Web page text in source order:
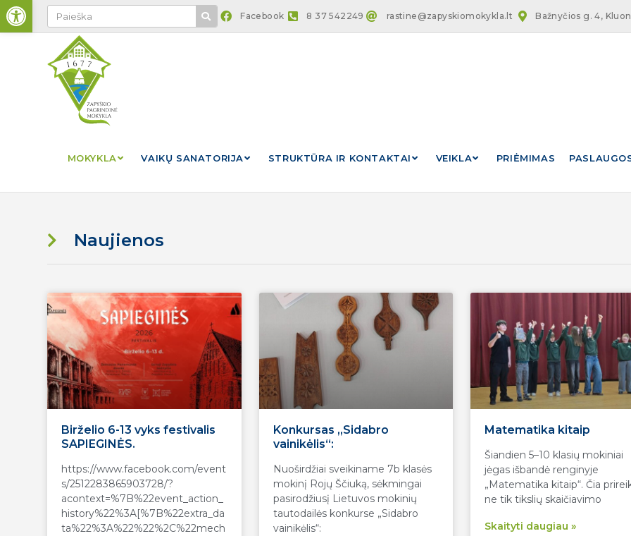
Open toolbar Facebook 8 37 542249 rastine@zapyskiomokykla.lt Bažnyčios g. 4,
MOKYKLA VAIKŲ SANATORIJA STRUKTŪRA IR KONTAKTAI VEIKLA PRIĖMIMAS
Naujienos
Birželio 6-13 vyks festivalis
SAPIEGINĖS.
https://www.facebook.com/event
s/2512283865903728/?
acontext=%7B%22event_action_
history%22%3A[%7B%22extra_da
ta%22%3A%22%22%2C%22mech
Konkursas „Sidabro
vainikėlis“:
Nuoširdžiai sveikiname 7b klasės
mokinį Rojų Ščiuką, sėkmingai
pasirodžiusį Lietuvos mokinių
tautodailės konkurse „Sidabro
vainikėlis“:
Matematika kitaip
Šiandien 5–10 klasių mokiniai
jėgas išbandė renginyje
„Matematika kitaip“. Čia
ne tik tikslių skaičiavimo
Skaityti daugiau »